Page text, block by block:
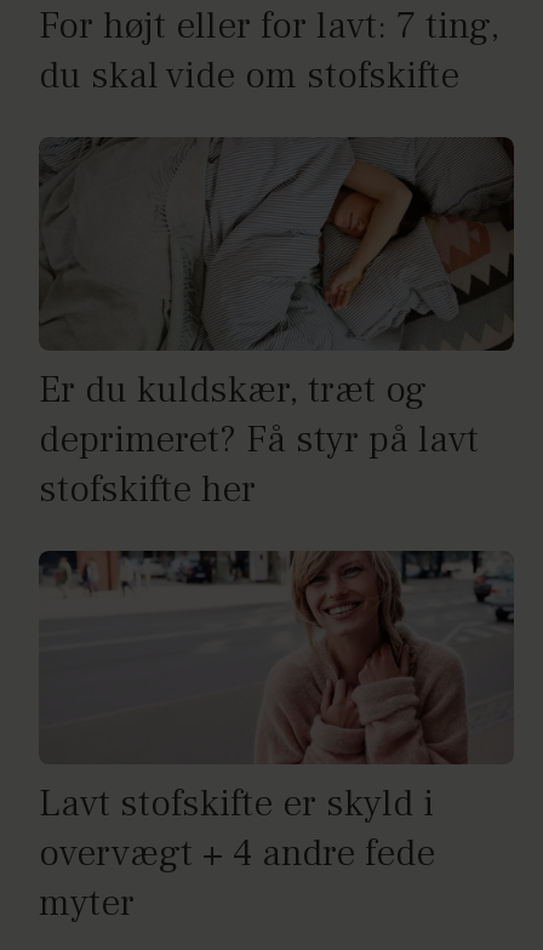
For højt eller for lavt: 7 ting,
du skal vide om stofskifte
Er du kuldskær, træt og
deprimeret? Få styr på lavt
stofskifte her
Lavt stofskifte er skyld i
overvægt + 4 andre fede
myter